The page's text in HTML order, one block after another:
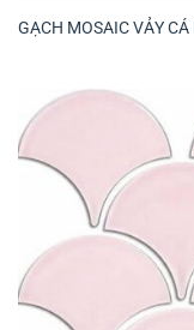
GẠCH MOSAIC VẢY CÁ